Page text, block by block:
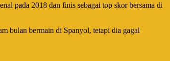
pada 2018 dan finis sebagai top skor bersama di
bulan bermain di Spanyol, tetapi dia gagal